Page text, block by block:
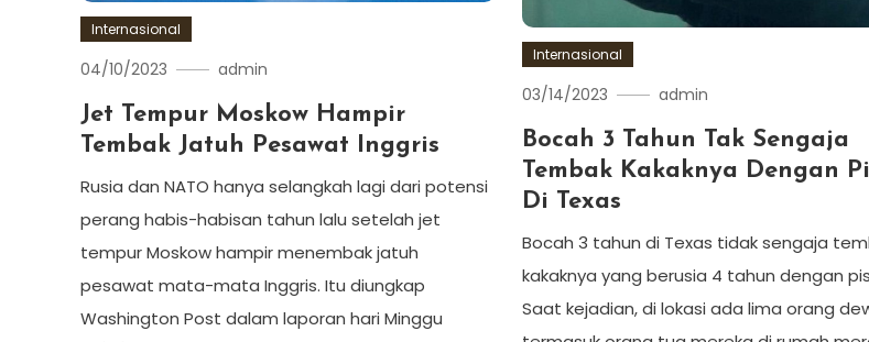
Internasional
04/10/2023 admin
Jet Tempur Moskow Hampir
Tembak Jatuh Pesawat Inggris
Rusia dan NATO hanya selangkah lagi dari potensi
perang habis-habisan tahun lalu setelah jet
tempur Moskow hampir menembak jatuh
pesawat mata-mata Inggris. Itu diungkap
Washington Post dalam laporan hari Minggu
Internasional
03/14/2023 admin
Bocah 3 Tahun Tak Sengaja
Tembak Kakaknya Dengan
Di Texas
Bocah 3 tahun di Texas tidak sengaja
kakaknya yang berusia 4 tahun dengan
Saat kejadian, di lokasi ada lima orang